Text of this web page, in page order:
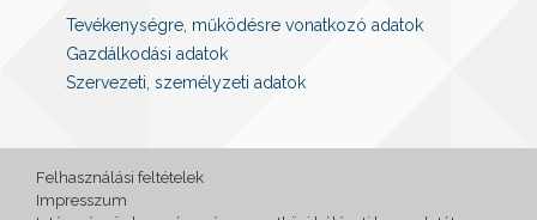
Tevékenységre, működésre vonatkozó adatok
Gazdálkodási adatok
Szervezeti, személyzeti adatok
Felhasználási feltételek
Impresszum